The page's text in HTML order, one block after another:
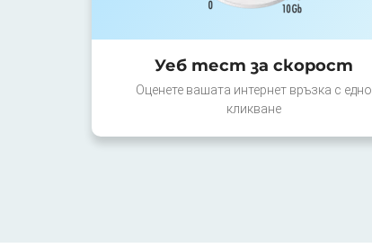
Уеб тест за скорост
Оценете вашата интернет връзка с едно
кликване